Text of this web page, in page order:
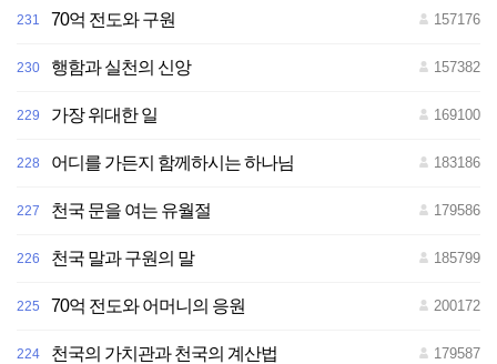
231 70억 전도와 구원 157176
230 행함과 실천의 신앙 157382
229 가장 위대한 일 169100
228 어디를 가든지 함께하시는 하나님 183186
227 천국 문을 여는 유월절 179586
226 천국 말과 구원의 말 185799
225 70억 전도와 어머니의 응원 200172
224 천국의 가치관과 천국의 계산법 179587